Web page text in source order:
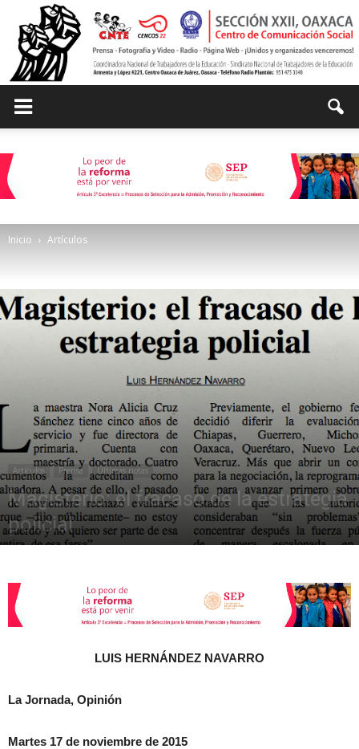
de
Social
XXII
Inicio Artículos
Artículos Prensa Últimas notas
Magisterio: el fracaso de la estrategia
policial
noviembre 18, 2015 1495
LUIS HERNÁNDEZ NAVARRO
La Jornada, Opinión
Martes 17 de noviembre de 2015